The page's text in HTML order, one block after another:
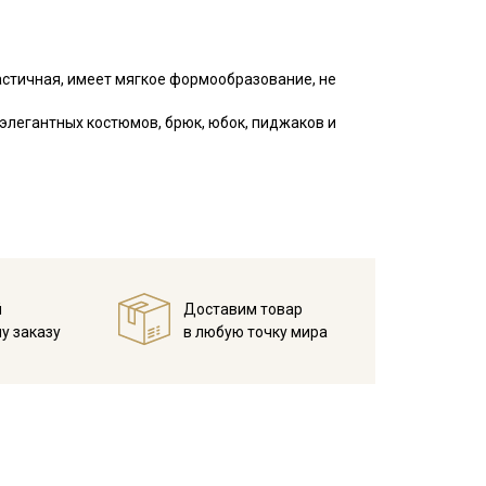
имеет мягкое формообразование, не
костюмов, брюк, юбок, пиджаков и
стирки шерстяных изделий;
стирки, либо чуть прохладнее;
заказу
Доставим товар
в любую точку мира